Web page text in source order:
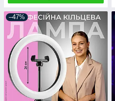
–47%